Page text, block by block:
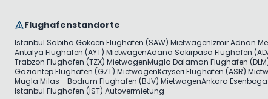
Flughafenstandorte
Istanbul Sabiha Gokcen Flughafen (SAW) MietwagenIzmir Adnan
Antalya Flughafen (AYT) MietwagenAdana Sakirpasa Flughafen
Trabzon Flughafen (TZX) MietwagenMugla Dalaman Flughafen
Gaziantep Flughafen (GZT) MietwagenKayseri Flughafen (ASR)
Mugla Milas - Bodrum Flughafen (BJV) MietwagenAnkara
Istanbul Flughafen (IST) Autovermietung